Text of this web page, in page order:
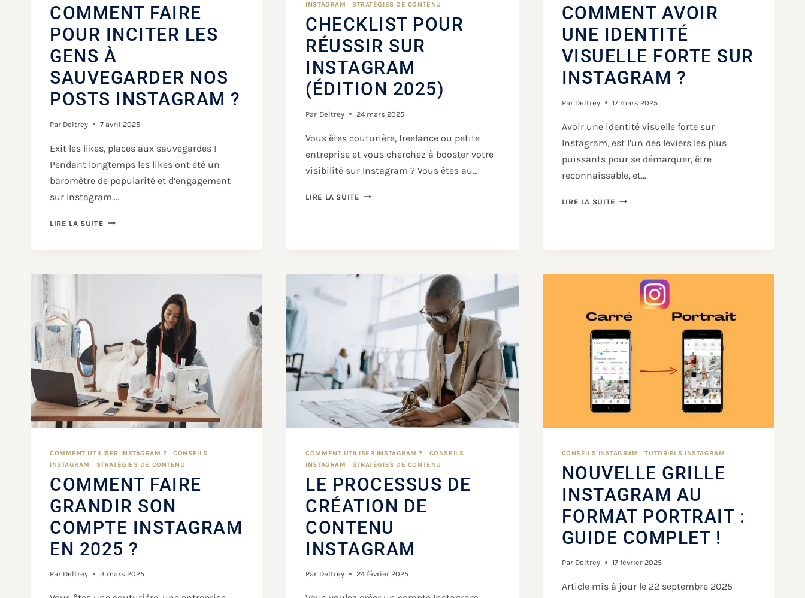
COMMENT FAIRE
POUR INCITER LES
GENS À
SAUVEGARDER NOS
POSTS INSTAGRAM ?
Par Deltrey 7 avril 2025
Exit les likes, places aux sauvegardes !
Pendant longtemps les likes ont été un
baromètre de popularité et d’engagement
sur Instagram….
LIRE LA SUITE
INSTAGRAM
STRATÉGIES DE CONTENU
CHECKLIST POUR
RÉUSSIR SUR
INSTAGRAM
(ÉDITION 2025)
Par Deltrey 24 mars 2025
Vous êtes couturière, freelance ou petite
entreprise et vous cherchez à booster votre
visibilité sur Instagram ? Vous êtes au…
LIRE LA SUITE
COMMENT AVOIR
UNE IDENTITÉ
VISUELLE FORTE SUR
INSTAGRAM ?
Par Deltrey 17 mars 2025
Avoir une identité visuelle forte sur
Instagram, est l’un des leviers les plus
puissants pour se démarquer, être
reconnaissable, et…
LIRE LA SUITE
COMMENT UTILISER INSTAGRAM ? |CONSEILS
INSTAGRAM | STRATÉGIES DE CONTENU
COMMENT FAIRE
GRANDIR SON
COMPTE INSTAGRAM
EN 2025 ?
Par Deltrey 3 mars 2025
COMMENT UTILISER INSTAGRAM ? | CONSEILS
INSTAGRAM | STRATÉGIES DE CONTENU
LE PROCESSUS DE
CRÉATION DE
CONTENU
INSTAGRAM
Par Deltrey 24 février 2025
CONSEILS INSTAGRAM |TUTORIELS INSTAGRAM
NOUVELLE GRILLE
INSTAGRAM AU
FORMAT PORTRAIT :
GUIDE COMPLET !
Par Deltrey 17 février 2025
Article mis à jour le 22 septembre 2025